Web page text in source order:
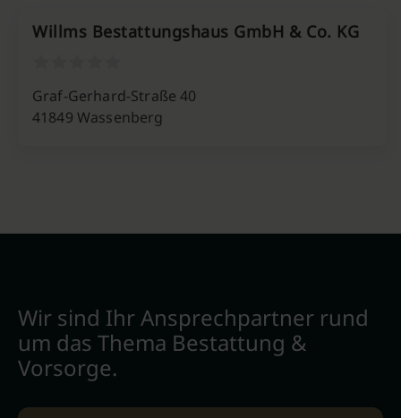
Willms Bestattungshaus GmbH & Co. KG
Graf-Gerhard-Straße 40
41849 Wassenberg
Wir sind Ihr Ansprechpartner rund
um das Thema Bestattung &
Vorsorge.